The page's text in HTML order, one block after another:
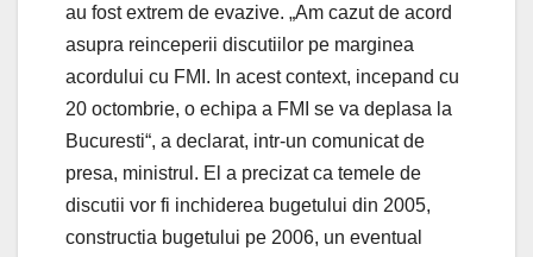
au fost extrem de evazive. „Am cazut de acord
asupra reinceperii discutiilor pe marginea
acordului cu FMI. In acest context, incepand cu
20 octombrie, o echipa a FMI se va deplasa la
Bucuresti“, a declarat, intr-un comunicat de
presa, ministrul. El a precizat ca temele de
discutii vor fi inchiderea bugetului din 2005,
constructia bugetului pe 2006, un eventual